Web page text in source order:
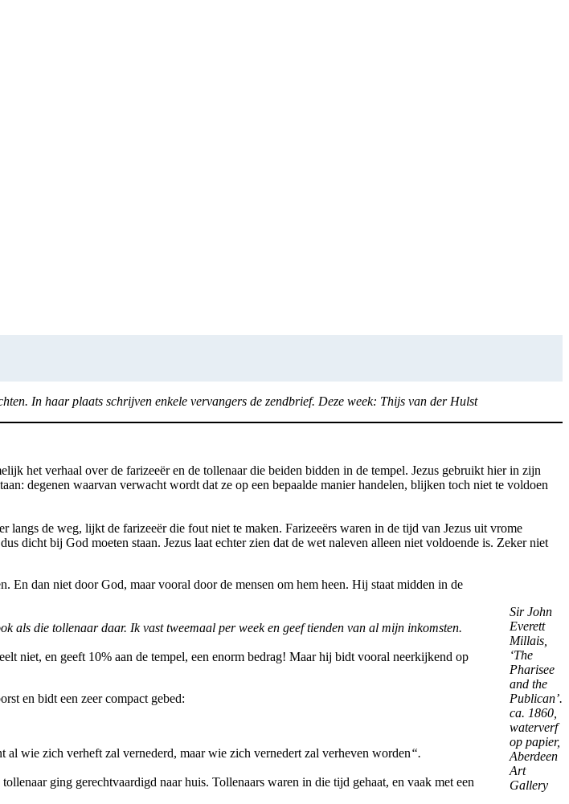
In haar plaats schrijven enkele vervangers de zendbrief. Deze week: Thijs van der Hulst
het verhaal over de farizeeër en de tollenaar die beiden bidden in de tempel. Jezus gebruikt hier in zijn
degenen waarvan verwacht wordt dat ze op een bepaalde manier handelen, blijken toch niet te voldoen
de weg, lijkt de farizeeër die fout niet te maken. Farizeeërs waren in de tijd van Jezus uit vrome
dicht bij God moeten staan. Jezus laat echter zien dat de wet naleven alleen niet voldoende is. Zeker niet
Sir John
Everett
Millais,
‘The
Pharisee
and the
Publican’.
ca. 1860,
waterverf
op papier,
Aberdeen
Art
Gallery
dan niet door God, maar vooral door de mensen om hem heen. Hij staat midden in de
als die tollenaar daar. Ik vast tweemaal per week en geef tienden van al mijn inkomsten.
niet, en geeft 10% aan de tempel, een enorm bedrag! Maar hij bidt vooral neerkijkend op
en bidt een zeer compact gebed:
al wie zich verheft zal vernederd, maar wie zich vernedert zal verheven worden“.
ging gerechtvaardigd naar huis. Tollenaars waren in die tijd gehaat, en vaak met een